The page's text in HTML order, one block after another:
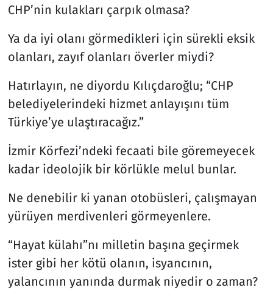
CHP’nin kulakları çarpık olmasa?
Ya da iyi olanı görmedikleri için sürekli eksik
olanları, zayıf olanları överler miydi?
Hatırlayın, ne diyordu Kılıçdaroğlu; “CHP
belediyelerindeki hizmet anlayışını tüm
Türkiye’ye ulaştıracağız.”
İzmir Körfezi’ndeki fecaati bile göremeyecek
kadar ideolojik bir körlükle melul bunlar.
Ne denebilir ki yanan otobüsleri, çalışmayan
yürüyen merdivenleri görmeyenlere.
“Hayat külahı”nı milletin başına geçirmek
ister gibi her kötü olanın, isyancının,
yalancının yanında durmak niyedir o zaman?